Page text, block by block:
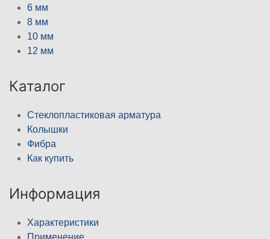
6 мм
8 мм
10 мм
12 мм
Каталог
Стеклопластиковая арматура
Колышки
Фибра
Как купить
Информация
Характеристики
Применение